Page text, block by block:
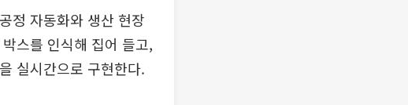
정 자동화와 생산 현장
스를 인식해 집어 들고,
실시간으로 구현한다.